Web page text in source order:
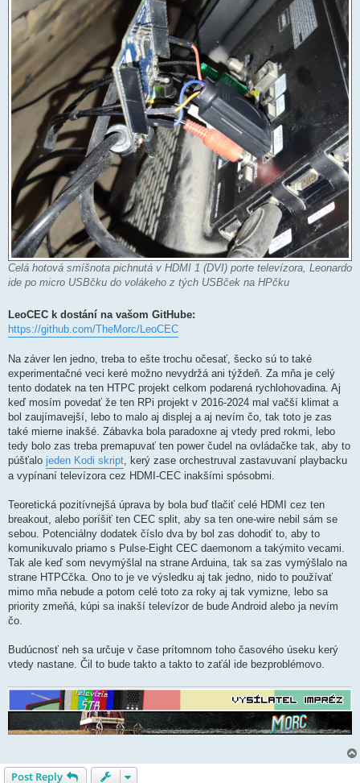
Celá hotová smíšnota pichnutá v HDMI 1 (DVI) porte televízora, Leonardo
ide po micro USBčku do volákeho z tých USBček na HPčku
LeoCEC k dostání na vašom GitHube:
https://github.com/TheMorc/LeoCEC
Na záver len jedno, treba to ešte trochu očesať, šecko sú to také
experimentačné veci keré možno nevydržá ani týždeň. Za mňa je celý
tento dodatek na ten HTPC projekt celkom podarená rychlohovadina. Aj
keď mosím povedať že ten RPi projekt v 2016-2024 mal vačší klimat a
bol zaujímavejší, lebo to malo aj displej a aj nevím čo, tak toto je zas
také mierne inakšé. Zábavka bola paradoxne aj vtedy pred rokmi, lebo
tedy bolo zas treba premapuvať ten power čudel na ovládačke tak, aby to
púšťalo jeden Kodi skript, kerý zase orchestruval zastavuvaní playbacku
a vypínaní televízora cez HDMI-CEC inakšími spósobmi.
Teoretická pozitívnejšá úprava by bola buď tlačiť celé HDMI cez ten
breakout, alebo poríšiť ten CEC split, aby sa ten one-wire nebil sám se
sebou. Potenciálny dodatek číslo dva by bol zas dohodiť to, aby to
komunikuvalo priamo s Pulse-Eight CEC daemonom a takýmito vecami.
Tak ale keď som nevymýšlal na strane Arduina, tak sa zas vymýšlalo na
strane HTPCčka. Ono to je ve výsledku aj tak jedno, nido to používať
mimo mňa nebude a potom celé toto za roky aj tak vymizne, lebo sa
priority zmeňá, kúpi sa inakší televízor de bude Android alebo ja nevím
čo.
Budúcnosť neh sa určuje v čase prítomnom toho časového úseku kerý
vtedy nastane. Čil to bude takto a takto to zaťál ide bezproblémovo.
Post Reply